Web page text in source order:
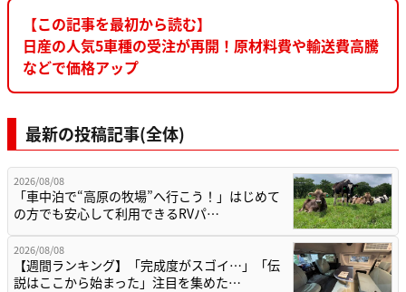
【この記事を最初から読む】
日産の人気5車種の受注が再開！原材料費や輸送費高騰
などで価格アップ
最新の投稿記事(全体)
2026/08/08
「車中泊で“高原の牧場”へ行こう！」はじめて
の方でも安心して利用できるRVパ…
2026/08/08
【週間ランキング】「完成度がスゴイ…」「伝
説はここから始まった」注目を集めた…